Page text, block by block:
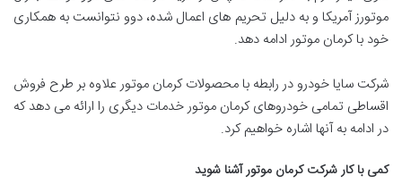
موتورز آمریکا و به دلیل تحریم های اعمال شده، دوو نتوانست به همکاری
خود با کرمان موتور ادامه دهد.
شرکت سایا خودرو در رابطه با محصولات کرمان موتور علاوه بر طرح فروش
اقساطی تمامی خودروهای کرمان موتور خدمات دیگری را ارائه می دهد که
در ادامه به آنها اشاره خواهیم کرد.
کمی با کار شرکت کرمان موتور آشنا شوید